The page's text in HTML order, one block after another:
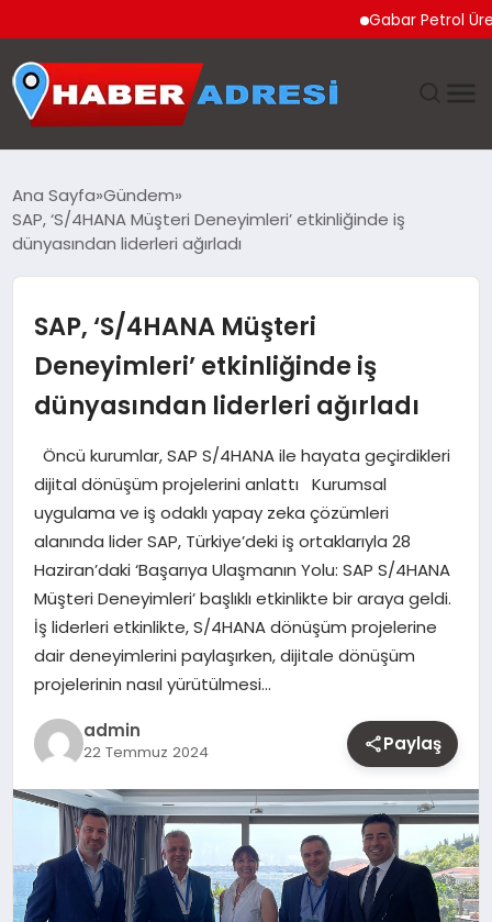
Gabar Petrol Üretiminde
GÜNDEM
TEKNOLOJI
EĞITIM
MAGAZIN
YAŞAM
OTOMOBIL
Ana Sayfa Gündem
SAP, ‘S/4HANA Müşteri Deneyimleri’ etkinliğinde iş
dünyasından liderleri ağırladı
SAP, ‘S/4HANA Müşteri
Deneyimleri’ etkinliğinde iş
dünyasından liderleri ağırladı
Öncü kurumlar, SAP S/4HANA ile hayata geçirdikleri
dijital dönüşüm projelerini anlattı Kurumsal
uygulama ve iş odaklı yapay zeka çözümleri
alanında lider SAP, Türkiye’deki iş ortaklarıyla 28
Haziran’daki ‘Başarıya Ulaşmanın Yolu: SAP S/4HANA
Müşteri Deneyimleri’ başlıklı etkinlikte bir araya geldi.
İş liderleri etkinlikte, S/4HANA dönüşüm projelerine
dair deneyimlerini paylaşırken, dijitale dönüşüm
projelerinin nasıl yürütülmesi…
admin
22 Temmuz 2024 Paylaş